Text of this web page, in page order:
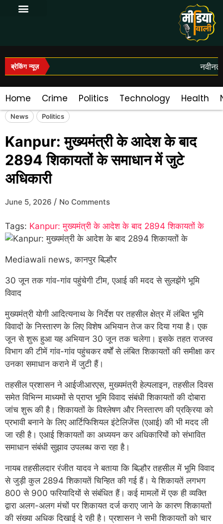
ब्रेकिंग न्यूज़
Home Crime Politics Technology Health
News Politics
Kanpur: मुख्यमंत्री के आदेश के बाद
2894 शिकायतों के समाधान में जुटे
अधिकारी
June 5, 2026 / No Comments
Tags: Kanpur: मुख्यमंत्री के आदेश के बाद 2894 शिकायतों के
Mediawali news, कानपुर बिल्हौर
30 जून तक गांव-गांव पहुंचेगी टीम, एआई की मदद से सुलझेंगे भूमि
विवाद
मुख्यमंत्री योगी आदित्यनाथ के निर्देश पर तहसील क्षेत्र में लंबित भूमि
विवादों के निस्तारण के लिए विशेष अभियान तेज कर दिया गया है। एक
जून से शुरू हुआ यह अभियान 30 जून तक चलेगा। इसके तहत राजस्व
विभाग की टीमें गांव-गांव पहुंचकर वर्षों से लंबित शिकायतों की समीक्षा कर
उनका समाधान कराने में जुटी हैं।
तहसील प्रशासन ने आईजीआरएस, मुख्यमंत्री हेल्पलाइन, तहसील दिवस
समेत विभिन्न माध्यमों से प्राप्त भूमि विवाद संबंधी शिकायतों की दोबारा
जांच शुरू की है। शिकायतों के विश्लेषण और निस्तारण की प्रक्रिया को
प्रभावी बनाने के लिए आर्टिफिशियल इंटेलिजेंस (एआई) की भी मदद ली
जा रही है। एआई शिकायतों का अध्ययन कर अधिकारियों को संभावित
समाधान संबंधी सुझाव उपलब्ध करा रहा है।
नायब तहसीलदार रंजीत यादव ने बताया कि बिल्हौर तहसील में भूमि विवाद
से जुड़ी कुल 2894 शिकायतें चिन्हित की गई हैं। ये शिकायतें लगभग
800 से 900 फरियादियों से संबंधित हैं। कई मामलों में एक ही व्यक्ति
द्वारा अलग-अलग मंचों पर शिकायत दर्ज कराए जाने के कारण शिकायतों
की संख्या अधिक दिखाई दे रही है। प्रशासन ने सभी शिकायतों को चार